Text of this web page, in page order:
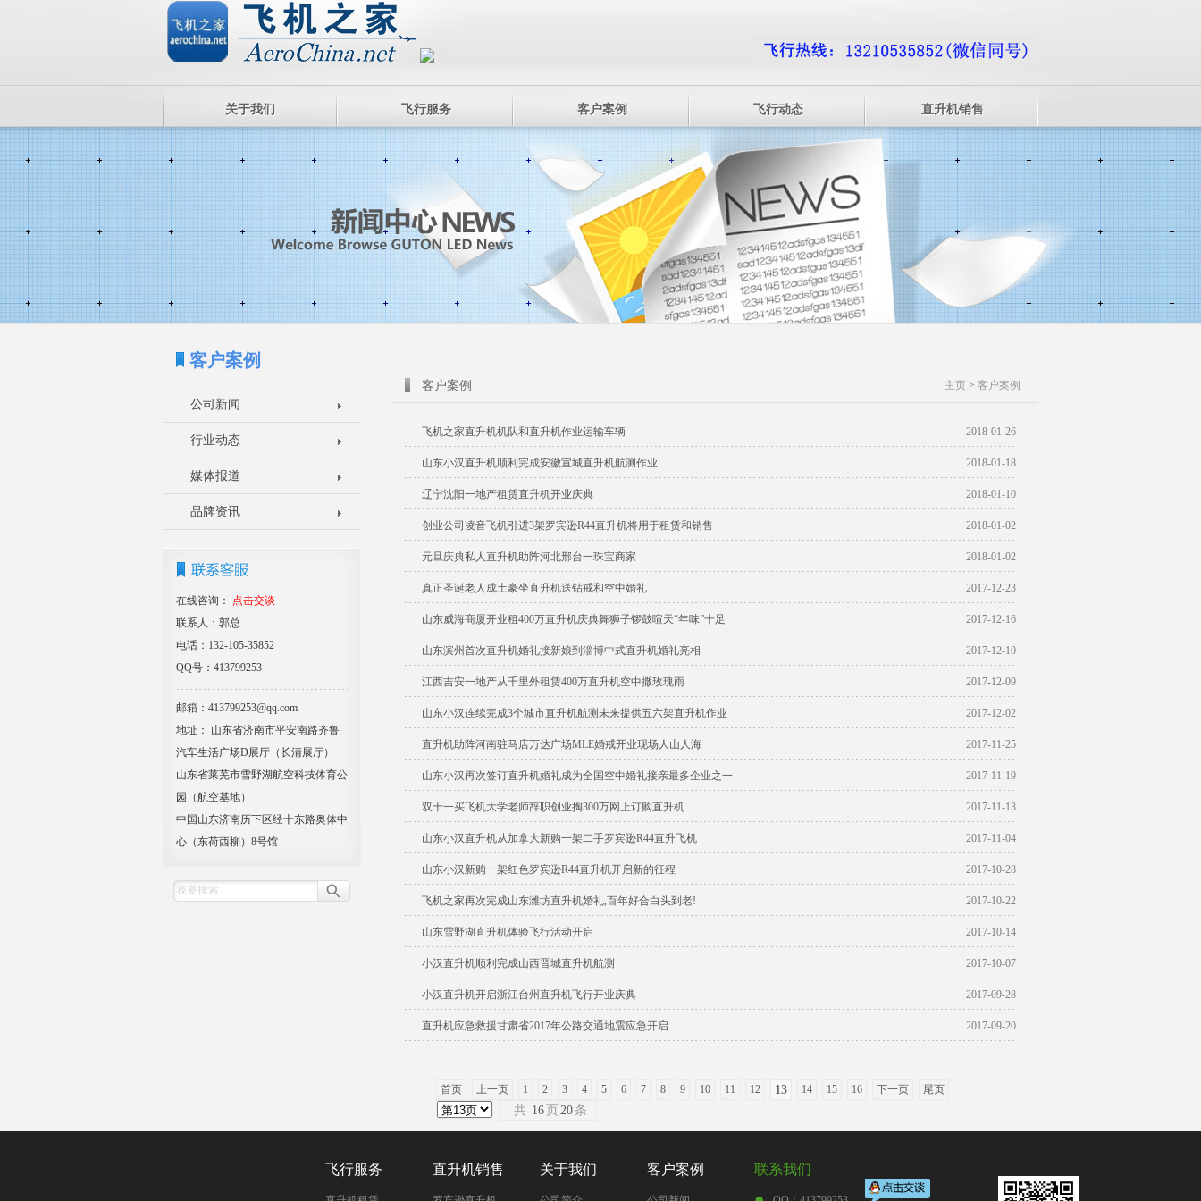
关于我们 飞行服务 客户案例 飞行动态 直升机销售
客户案例
公司新闻
行业动态
媒体报道
品牌资讯
在线咨询：
点击交谈
联系人：郭总
电话：132-105-35852
QQ号：413799253
邮箱：413799253@qq.com
地址： 山东省济南市平安南路齐鲁
汽车生活广场D展厅（长清展厅）
山东省莱芜市雪野湖航空科技体育公
园（航空基地）
中国山东济南历下区经十东路奥体中
心（东荷西柳）8号馆
主页 > 客户案例
客户案例
2018-01-26
飞机之家直升机机队和直升机作业运输车辆
2018-01-18
山东小汉直升机顺利完成安徽宣城直升机航测作业
2018-01-10
辽宁沈阳一地产租赁直升机开业庆典
2018-01-02
创业公司凌音飞机引进3架罗宾逊R44直升机将用于租赁和销售
2018-01-02
元旦庆典私人直升机助阵河北邢台一珠宝商家
2017-12-23
真正圣诞老人成土豪坐直升机送钻戒和空中婚礼
2017-12-16
山东威海商厦开业租400万直升机庆典舞狮子锣鼓喧天“年味”十足
2017-12-10
山东滨州首次直升机婚礼接新娘到淄博中式直升机婚礼亮相
2017-12-09
江西吉安一地产从千里外租赁400万直升机空中撒玫瑰雨
2017-12-02
山东小汉连续完成3个城市直升机航测未来提供五六架直升机作业
2017-11-25
直升机助阵河南驻马店万达广场MLE婚戒开业现场人山人海
2017-11-19
山东小汉再次签订直升机婚礼成为全国空中婚礼接亲最多企业之一
2017-11-13
双十一买飞机大学老师辞职创业掏300万网上订购直升机
2017-11-04
山东小汉直升机从加拿大新购一架二手罗宾逊R44直升飞机
2017-10-28
山东小汉新购一架红色罗宾逊R44直升机开启新的征程
2017-10-22
飞机之家再次完成山东潍坊直升机婚礼,百年好合白头到老!
2017-10-14
山东雪野湖直升机体验飞行活动开启
2017-10-07
小汉直升机顺利完成山西晋城直升机航测
2017-09-28
小汉直升机开启浙江台州直升机飞行开业庆典
2017-09-20
直升机应急救援甘肃省2017年公路交通地震应急开启
首页 上一页 1 2 3 4 5 6 7 8 9 10 11 12 13 14 15 16 下一页 尾页
共 16 页 20 条
飞行服务 直升机销售 关于我们 客户案例 联系我们